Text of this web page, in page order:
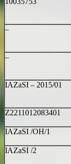
–
–
IAZaSI – 2015/01
Z2211012083401
IAZaSI /OH/1
IAZaSI /2